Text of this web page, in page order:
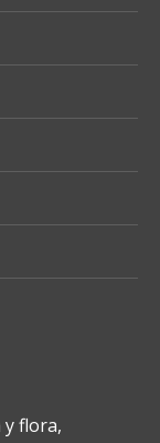
flora,